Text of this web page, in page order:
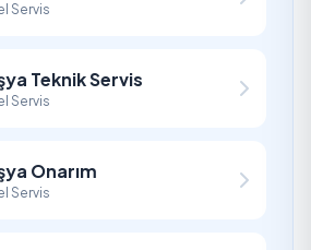
Servis
Teknik Servis
Servis
Onarım
Servis